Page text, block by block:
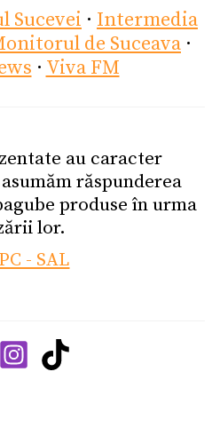
Sucevei · Intermedia
de Suceava ·
· Viva FM
au caracter
răspunderea
produse în urma
lor.